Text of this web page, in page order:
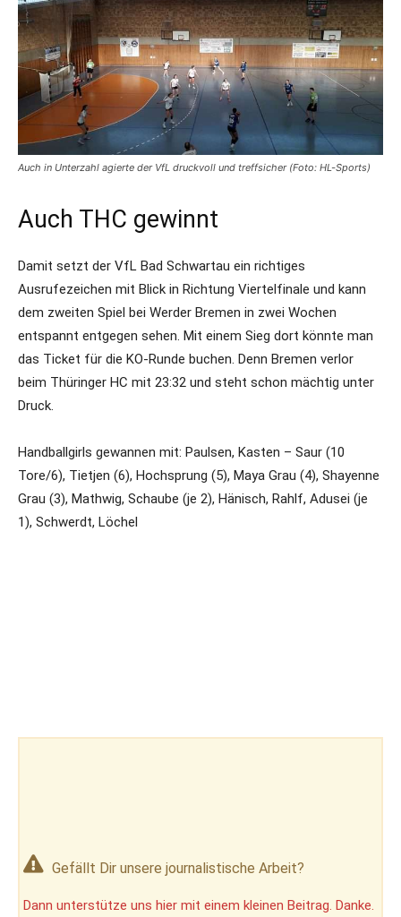
Auch in Unterzahl agierte der VfL druckvoll und treffsicher (Foto: HL-Sports)
Auch THC gewinnt
Damit setzt der VfL Bad Schwartau ein richtiges
Ausrufezeichen mit Blick in Richtung Viertelfinale und kann
dem zweiten Spiel bei Werder Bremen in zwei Wochen
entspannt entgegen sehen. Mit einem Sieg dort könnte man
das Ticket für die KO-Runde buchen. Denn Bremen verlor
beim Thüringer HC mit 23:32 und steht schon mächtig unter
Druck.
Handballgirls gewannen mit: Paulsen, Kasten – Saur (10
Tore/6), Tietjen (6), Hochsprung (5), Maya Grau (4), Shayenne
Grau (3), Mathwig, Schaube (je 2), Hänisch, Rahlf, Adusei (je
1), Schwerdt, Löchel
Gefällt Dir unsere journalistische Arbeit?
Dann unterstütze uns hier mit einem kleinen Beitrag. Danke.